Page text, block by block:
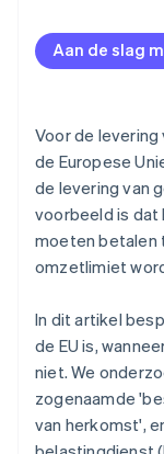
Aan de slag
Voor de levering
de Europese
de levering van
voorbeeld is dat
moeten betalen
omzetlimiet
In dit artikel
de EU is,
niet. We
zogenaamde
van herkomst',